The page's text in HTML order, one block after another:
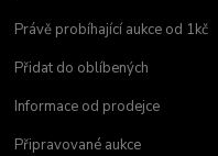
Právě probíhající aukce od 1kč
Přidat do oblíbených
Informace od prodejce
Připravované aukce